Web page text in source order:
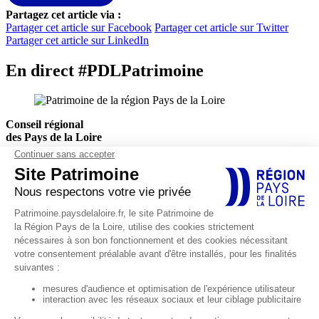
Partagez cet article via :
Partager cet article sur Facebook Partager cet article sur Twitter
Partager cet article sur LinkedIn
En direct #PDLPatrimoine
Conseil régional
des Pays de la Loire
Hôtel de Région
1, rue de la Loire
44966 Nantes Cedex 9
Actualités
Agenda
EXPLORER
Explorations thématiques
Décorer et célébrer
Défendre et protéger